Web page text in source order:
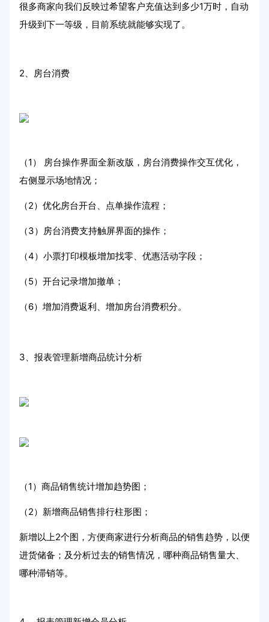
很多商家向我们反映过希望客户充值达到多少1万时，自动
升级到下一等级，目前系统就能够实现了。
2、房台消费
（1） 房台操作界面全新改版，房台消费操作交互优化，
右侧显示场地情况；
（2）优化房台开台、点单操作流程；
（3）房台消费支持触屏界面的操作；
（4）小票打印模板增加找零、优惠活动字段；
（5）开台记录增加撤单；
（6）增加消费返利、增加房台消费积分。
3、报表管理新增商品统计分析
（1）商品销售统计增加趋势图；
（2）新增商品销售排行柱形图；
新增以上2个图，方便商家进行分析商品的销售趋势，以便
进货储备；及分析过去的销售情况，哪种商品销售量大、
哪种滞销等。